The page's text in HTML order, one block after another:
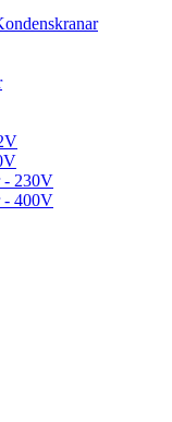
- 230V
- 400V